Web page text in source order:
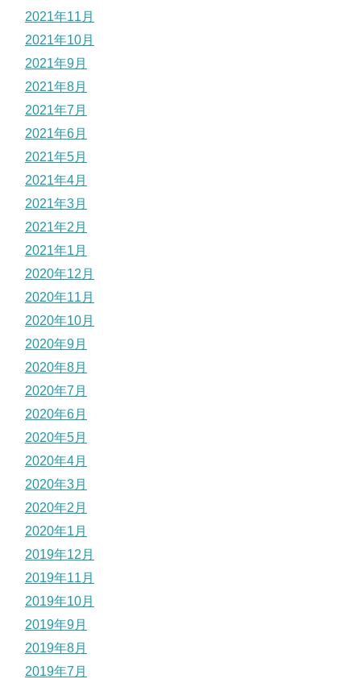
2021年11月
2021年10月
2021年9月
2021年8月
2021年7月
2021年6月
2021年5月
2021年4月
2021年3月
2021年2月
2021年1月
2020年12月
2020年11月
2020年10月
2020年9月
2020年8月
2020年7月
2020年6月
2020年5月
2020年4月
2020年3月
2020年2月
2020年1月
2019年12月
2019年11月
2019年10月
2019年9月
2019年8月
2019年7月